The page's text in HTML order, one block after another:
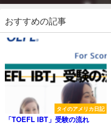
おすすめの記事
タイのアメリカ日記
「TOEFL IBT」受験の流れ